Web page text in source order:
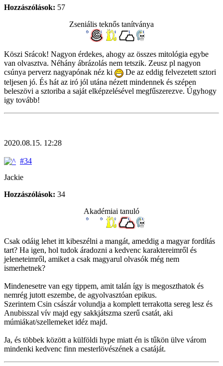
Hozzászólások: 57
Zseniális teknős tanítványa
Köszi Srácok! Nagyon érdekes, ahogy az összes mitológia egybe
van olvasztva. Néhány ábrázolás nem tetszik. Zeusz pl nagyon
csúnya perverz nagyapónak néz ki
De az eddig felvezetett sztori
teljesen jó. És hát az iró jól utána nézett mindennek és szépen
beleszövi a sztoriba a saját elképzelésével megfűszerezve. Úgyhogy
igy tovább!
2020.08.15. 12:28
#34
Jackie
Hozzászólások: 34
Akadémiai tanuló
Csak odáig lehet itt kibeszélni a mangát, ameddig a magyar fordítás
tart? Ha igen, hol tudok áradozni a kedvenc karaktereimről és
jeleneteimről, amiket a csak magyarul olvasók még nem
ismerhetnek?
Mindenesetre van egy tippem, amit talán így is megoszthatok és
nemrég jutott eszembe, de agyolvasztóan epikus.
Szerintem Csin császár volundja a komplett terrakotta sereg lesz és
Anubisszal vív majd egy sakkjátszma szerű csatát, aki
múmiákat/szellemeket idéz majd.
Ja, és többek között a külföldi hype miatt én is tűkön ülve várom
mindenki kedvenc finn mesterlövészének a csatáját.